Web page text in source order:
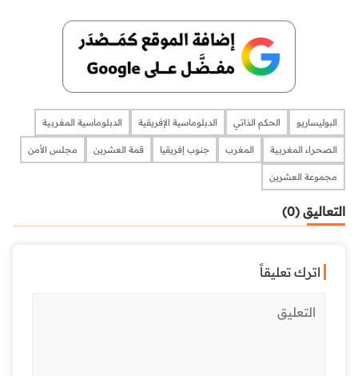
البوليساريو الحكم الذاتي الدبلوماسية الإفريقية الدبلوماسية المغربية
الصحراء المغربية المغرب جنوب إفريقيا قمة العشرين مجلس الأمن
مجموعة العشرين
التعاليق (0)
اترك تعليقاً